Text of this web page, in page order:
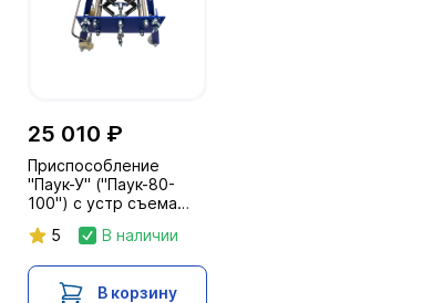
25 010 ₽
Приспособление
"Паук-У" ("Паук-80-
100") с устр съема
р/а Арина, Памир (с D
5 В наличии
В корзину